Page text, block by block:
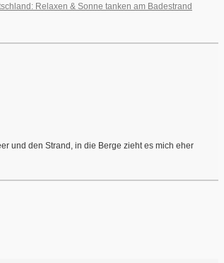
Relaxen & Sonne tanken am Badestrand
und den Strand, in die Berge zieht es mich eher